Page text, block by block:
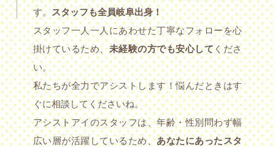
す。スタッフも全員岐阜出身！
スタッフ一人一人にあわせた丁寧なフォローを心
掛けているため、未経験の方でも安心してくださ
い。
私たちが全力でアシストします！悩んだときはす
ぐに相談してくださいね。
アシストアイのスタッフは、年齢・性別問わず幅
広い層が活躍しているため、あなたにあったスタ